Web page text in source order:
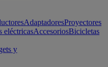
AdaptadoresProyectores
eléctricasAccesoriosBicicletas
y